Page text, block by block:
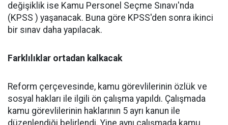
değişiklik ise Kamu Personel Seçme Sınavı'nda
(KPSS ) yaşanacak. Buna göre KPSS'den sonra ikinci
bir sınav daha yapılacak.
Farklılıklar ortadan kalkacak
Reform çerçevesinde, kamu görevlilerinin özlük ve
sosyal hakları ile ilgili ön çalışma yapıldı. Çalışmada
kamu görevlilerinin haklarının 5 ayrı kanun ile
düzenlendiği belirlendi. Yine aynı çalışmada kamu